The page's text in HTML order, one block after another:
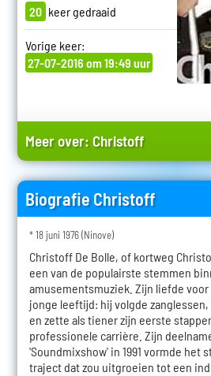
20 keer gedraaid
Vorige keer:
27-07-2016 om 19:49 uur
Meer over: Christoff
Biografie Christoff
* 18 juni 1976 (Ninove)
Christoff De Bolle, of kortweg
een van de populairste stemmen
amusementsmuziek. Zijn liefde voor
jonge leeftijd: hij volgde
en zette als tiener zijn eerste
professionele carrière. Zijn
'Soundmixshow' in 1991 vormde het
traject dat zou uitgroeien tot een